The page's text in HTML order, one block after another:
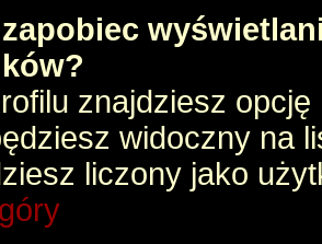
znajdziesz opcję
widoczny na
liczony jako